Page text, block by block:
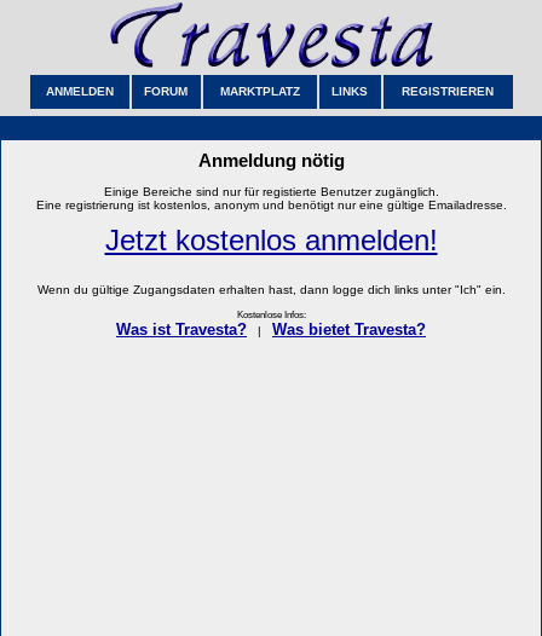
ANMELDEN FORUM MARKTPLATZ LINKS REGISTRIEREN
Anmeldung nötig
Einige Bereiche sind nur für registierte Benutzer zugänglich.
Eine registrierung ist kostenlos, anonym und benötigt nur eine gültige Emailadresse.
Jetzt kostenlos anmelden!
Wenn du gültige Zugangsdaten erhalten hast, dann logge dich links unter "Ich" ein.
Kostenlose Infos:
Was ist Travesta? Was bietet Travesta?